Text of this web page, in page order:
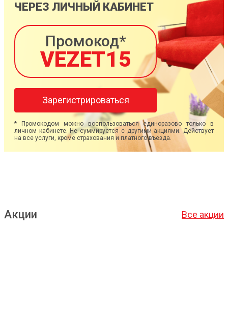
ЧЕРЕЗ ЛИЧНЫЙ КАБИНЕТ
Промокод*
VEZET15
Зарегистрироваться
* Промокодом можно воспользоваться единоразово только в
личном кабинете. Не суммируется с другими акциями. Действует
на все услуги, кроме страхования и платного въезда.
Акции Все акции